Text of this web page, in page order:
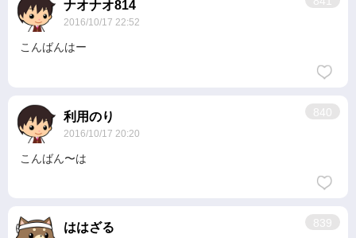
ナオナオ814
2016/10/17 22:52
こんばんはー
利用のり
2016/10/17 20:20
840
こんばん〜は
ははざる 839